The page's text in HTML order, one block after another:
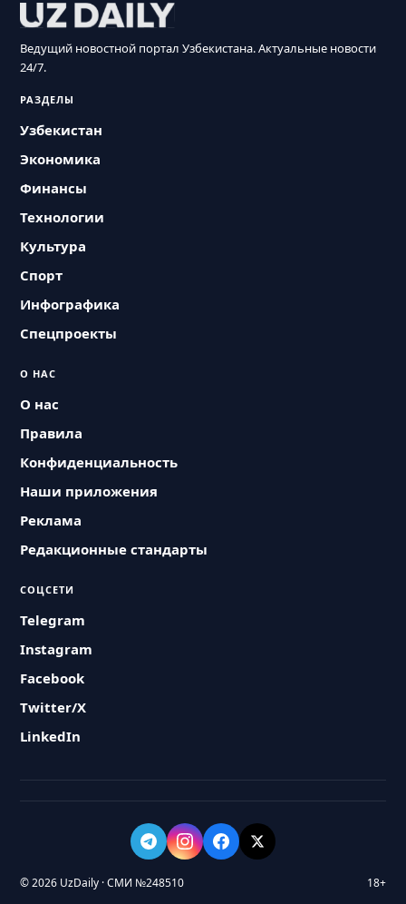
Ведущий новостной портал Узбекистана. Актуальные новости
24/7.
РАЗДЕЛЫ
Узбекистан
Экономика
Финансы
Технологии
Культура
Спорт
Инфографика
Спецпроекты
О НАС
О нас
Правила
Конфиденциальность
Наши приложения
Реклама
Редакционные стандарты
СОЦСЕТИ
Telegram
Instagram
Facebook
Twitter/X
LinkedIn
© 2026 UzDaily · СМИ №248510 18+